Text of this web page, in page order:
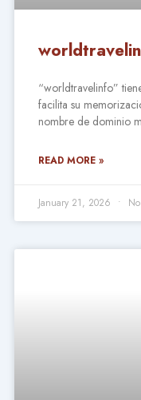
“worldtravelinfo”
facilita su
nombre de dominio
READ MORE »
January 21, 2026